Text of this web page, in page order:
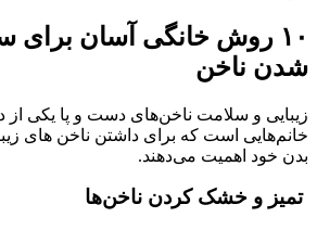
۱۰ روش خانگی آسان برای
شدن ناخن‌
زیبایی و سلامت ناخن‌های دست و پا یکی از
خانم‌هایی است که برای داشتن ناخن های
بدن خود اهمیت می‌دهند.
تمیز و خشک کردن ناخن‌ها